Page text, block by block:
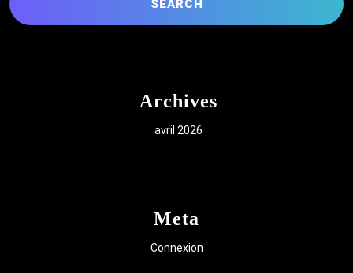
Archives
avril 2026
Meta
Connexion